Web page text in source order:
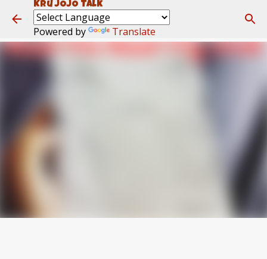
ข้ามไปที่เนื้อหาหลัก
Kru JOJO Talk
Powered by Translate